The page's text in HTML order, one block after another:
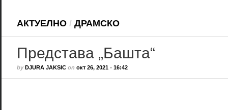
АКТУЕЛНО / ДРАМСКО
Представа „Башта“
byDJURA JAKSICon окт 26, 2021• 16:42